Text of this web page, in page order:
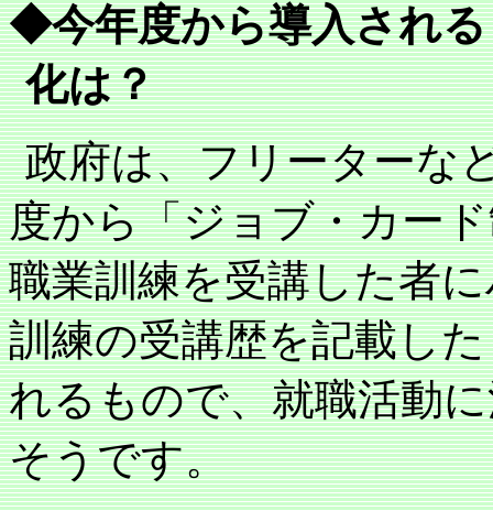
◆今年度から導入され
化は？
政府は、フリーターな
度から「ジョブ・カー
職業訓練を受講した者
訓練の受講歴を記載し
れるもので、就職活動
そうです。